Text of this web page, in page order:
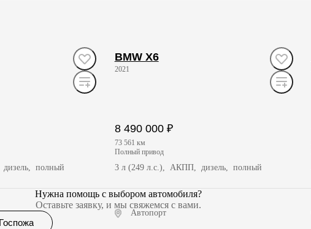
полный
BMW X6
2021
8 490 000 ₽
73 561 км
полный привод
3 л (249 л.с.), АКПП, дизель, полный
Автопорт
Нужна помощь с выбором автомобиля?
Оставьте заявку, и мы свяжемся с вами.
Госпожа